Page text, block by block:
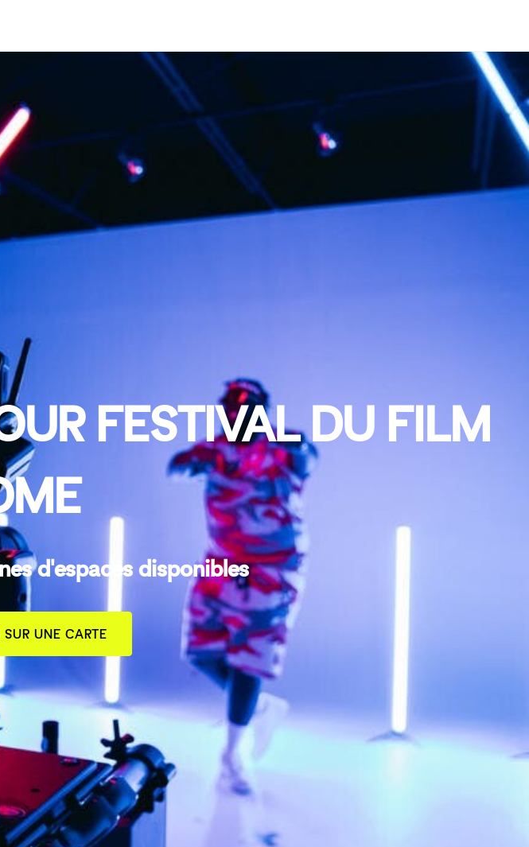
FESTIVAL DU FILM
d'espaces disponibles
UNE CARTE